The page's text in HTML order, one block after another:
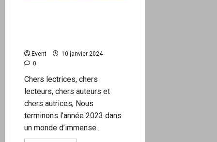
Event
10 janvier 2024
0
Chers lectrices, chers
lecteurs, chers auteurs et
chers autrices, Nous
terminons l’année 2023 dans
un monde d’immense...